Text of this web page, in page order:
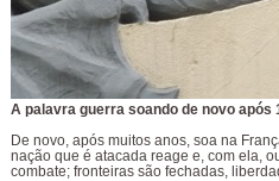
A palavra guerra soando de novo após
De novo, após muitos anos, soa na
nação que é atacada reage e, com ela,
combate; fronteiras são fechadas,